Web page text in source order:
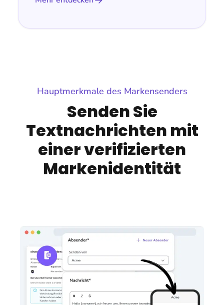
Hauptmerkmale des Markensenders
Senden Sie
Textnachrichten mit
einer verifizierten
Markenidentität